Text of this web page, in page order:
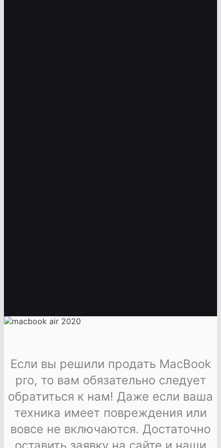
Если вы решили продать MacBook
pro, то вам обязательно следует
обратиться к нам! Даже если ваша
техника имеет повреждения или
вовсе не включаются. Достаточно